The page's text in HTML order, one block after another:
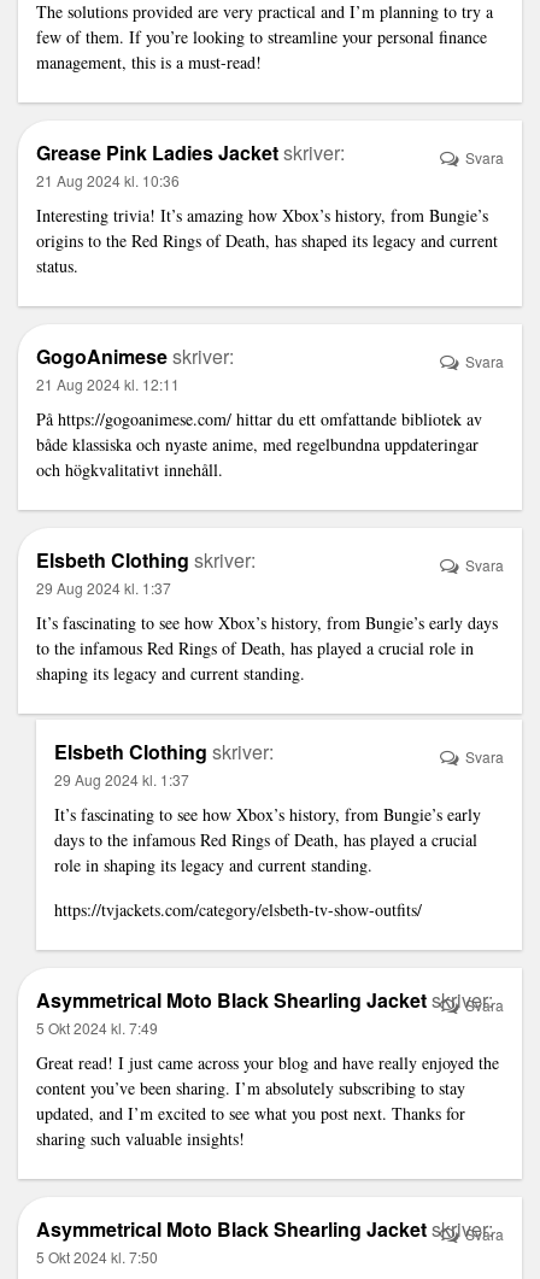
The solutions provided are very practical and I’m planning to try a
few of them. If you’re looking to streamline your personal finance
management, this is a must-read!
Grease Pink Ladies Jacketskriver:
21 Aug 2024 kl. 10:36
Interesting trivia! It’s amazing how Xbox’s history, from Bungie’s
origins to the Red Rings of Death, has shaped its legacy and current
status.
Svara
GogoAnimeseskriver:
21 Aug 2024 kl. 12:11
På https://gogoanimese.com/ hittar du ett omfattande bibliotek av
både klassiska och nyaste anime, med regelbundna uppdateringar
och högkvalitativt innehåll.
Svara
Elsbeth Clothing skriver:
29 Aug 2024 kl. 1:37
It’s fascinating to see how Xbox’s history, from Bungie’s early days
to the infamous Red Rings of Death, has played a crucial role in
shaping its legacy and current standing.
Svara
Elsbeth Clothing skriver:
29 Aug 2024 kl. 1:37
It’s fascinating to see how Xbox’s history, from Bungie’s early
days to the infamous Red Rings of Death, has played a crucial
role in shaping its legacy and current standing.
https://tvjackets.com/category/elsbeth-tv-show-outfits/
Svara
Asymmetrical Moto Black Shearling Jacketskriver:
5 Okt 2024 kl. 7:49
Great read! I just came across your blog and have really enjoyed the
content you’ve been sharing. I’m absolutely subscribing to stay
updated, and I’m excited to see what you post next. Thanks for
sharing such valuable insights!
Svara
Asymmetrical Moto Black Shearling Jacketskriver:
5 Okt 2024 kl. 7:50
Svara